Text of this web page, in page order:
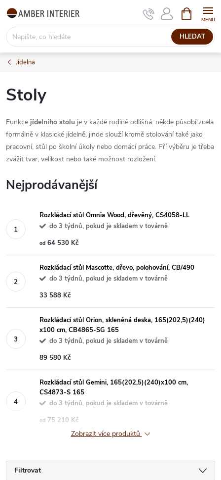
Přejít
obsah
HLEDAT
NÁKUPNÍ
KOŠÍK
Jídelna
Stoly
Funkce jídelního stolu je v každé rodině odlišná: někde působí zcela
formálně v klasické jídelně, jinde slouží kromě stolování také jako
pracovní, stůl po školní úkoly nebo domácí práce. Pří výběru je třeba
zvážit tvar, velikost nebo také možnost rozložení.
Nejprodávanější
Rozkládací stůl Omnia Wood, dřevěný, CS4058-LL
do 3 týdnů, pokud je skladem v továrně
od 64 530 Kč
Rozkládací stůl Mascotte, dřevo, polohování, CB/490
do 3 týdnů, pokud je skladem v továrně
33 588 Kč
Rozkládací stůl Orion, skleněná deska, 165(202,5)(240)
x100 cm, CB4865-SG 165
do 3 týdnů, pokud je skladem v továrně
89 580 Kč
Rozkládací stůl Gemini, 165(202,5)(240)x100 cm,
CS4873-S 165
do 3 týdnů, pokud je skladem v továrně
od 75 210 Kč
Zobrazit více produktů
Filtrovat